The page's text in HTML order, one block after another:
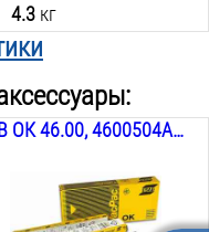
4.3кг
20А
1.6мм
IP21S
кВА
ESAB ОК 46.00, 4600504AM0, 5 ММ, 6.6 КГ